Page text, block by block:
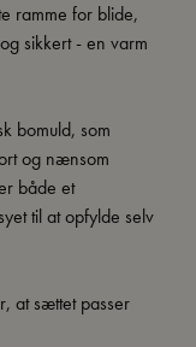
ramme for blide,
sikkert - en varm
bomuld, som
og nænsom
både et
til at opfylde selv
at sættet passer